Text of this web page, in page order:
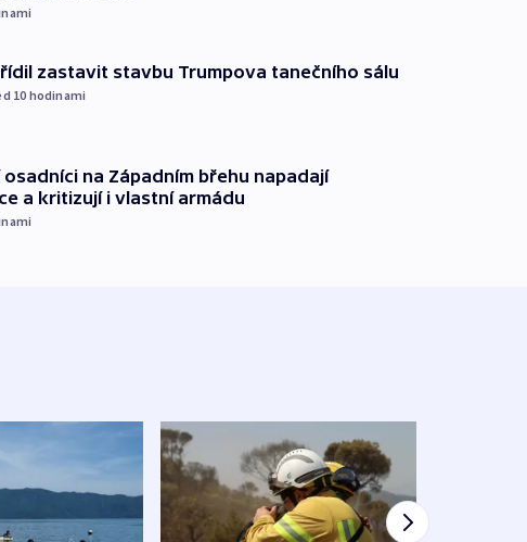
zastavit stavbu Trumpova tanečního sálu
10 hodinami
na Západním břehu napadají
a kritizují i vlastní armádu